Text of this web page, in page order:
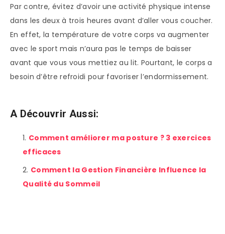
Par contre, évitez d’avoir une activité physique intense
dans les deux à trois heures avant d’aller vous coucher.
En effet, la température de votre corps va augmenter
avec le sport mais n’aura pas le temps de baisser
avant que vous vous mettiez au lit. Pourtant, le corps a
besoin d’être refroidi pour favoriser l’endormissement.
A Découvrir Aussi:
Comment améliorer ma posture ? 3 exercices
efficaces
Comment la Gestion Financière Influence la
Qualité du Sommeil